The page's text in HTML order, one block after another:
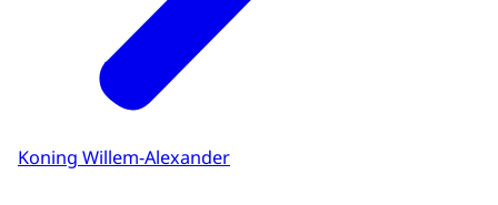
Koning Willem-Alexander